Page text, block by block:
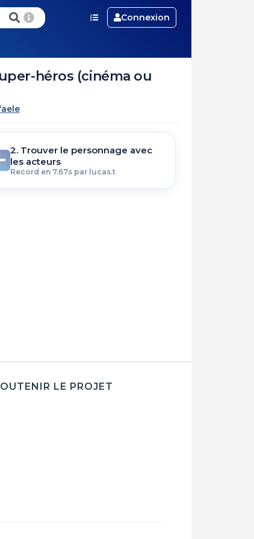
Connexion
héros (cinéma ou
2. Trouver le personnage avec
les acteurs
Record en 7.67s par lucas.t
LE PROJET